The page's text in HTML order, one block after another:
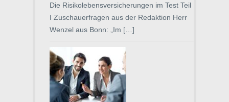
Die Risikolebensversicherungen im Test Teil
I Zuschauerfragen aus der Redaktion Herr
Wenzel aus Bonn: „Im […]